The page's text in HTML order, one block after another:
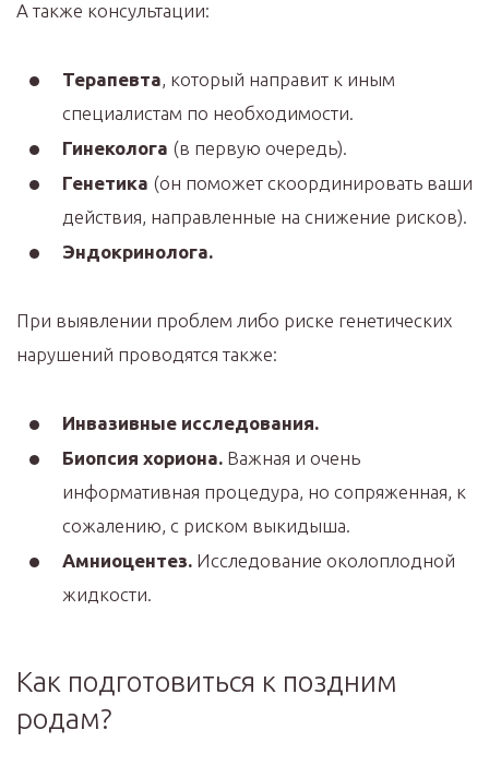
А также консультации:
Терапевта, который направит к иным
специалистам по необходимости.
Гинеколога (в первую очередь).
Генетика (он поможет скоординировать ваши
действия, направленные на снижение рисков).
Эндокринолога.
При выявлении проблем либо риске генетических
нарушений проводятся также:
Инвазивные исследования.
Биопсия хориона. Важная и очень
информативная процедура, но сопряженная, к
сожалению, с риском выкидыша.
Амниоцентез. Исследование околоплодной
жидкости.
Как подготовиться к поздним
родам?